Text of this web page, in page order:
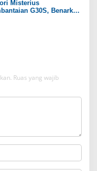
Misterius
G30S, Benarkah
Ruas yang wajib